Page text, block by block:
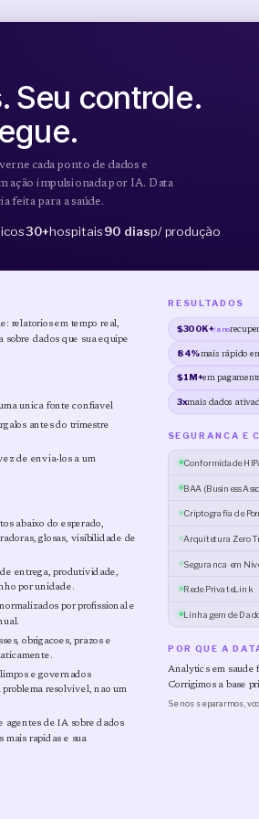
Seu controle.
cada ponto de dados e
ação impulsionada por IA. Data
feita para a saúde.
30+hospitais90 diasp/ produção
relatorios em tempo real,
dados que sua equipe
unica fonte confiavel
antes do trimestre
de envia-los a um
abaixo do esperado,
glosas, visibilidade de
entrega, produtividade,
por unidade.
por profissional e
obrigacoes, prazos e
e governados
resolvivel, nao um
agentes de IA sobre dados
mais rapidas e sua
RESULTADOS
$300K+/ano
84%mais rápido
$1M+em
3xmais dados
SEGURANCA E
Conformidade
BAA (Business
Criptografia de
Arquitetura Zero
Seguranca em
Rede PrivateLink
Linhagem de
POR QUE A
Analytics em saude
Corrigimos a base
Se nos separarmos,